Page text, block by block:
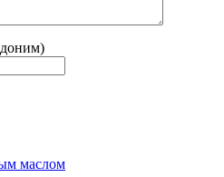
маслом